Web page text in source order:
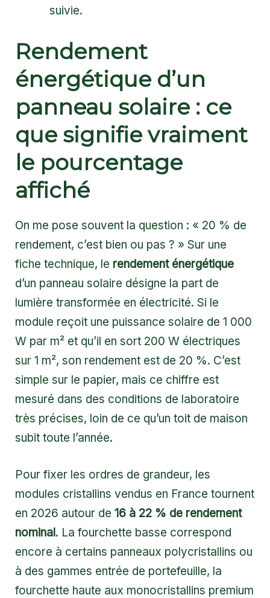
suivie.
Rendement
énergétique d’un
panneau solaire : ce
que signifie vraiment
le pourcentage
affiché
On me pose souvent la question : « 20 % de
rendement, c’est bien ou pas ? » Sur une
fiche technique, le rendement énergétique
d’un panneau solaire désigne la part de
lumière transformée en électricité. Si le
module reçoit une puissance solaire de 1 000
W par m² et qu’il en sort 200 W électriques
sur 1 m², son rendement est de 20 %. C’est
simple sur le papier, mais ce chiffre est
mesuré dans des conditions de laboratoire
très précises, loin de ce qu’un toit de maison
subit toute l’année.
Pour fixer les ordres de grandeur, les
modules cristallins vendus en France tournent
en 2026 autour de 16 à 22 % de rendement
nominal. La fourchette basse correspond
encore à certains panneaux polycristallins ou
à des gammes entrée de portefeuille, la
fourchette haute aux monocristallins premium